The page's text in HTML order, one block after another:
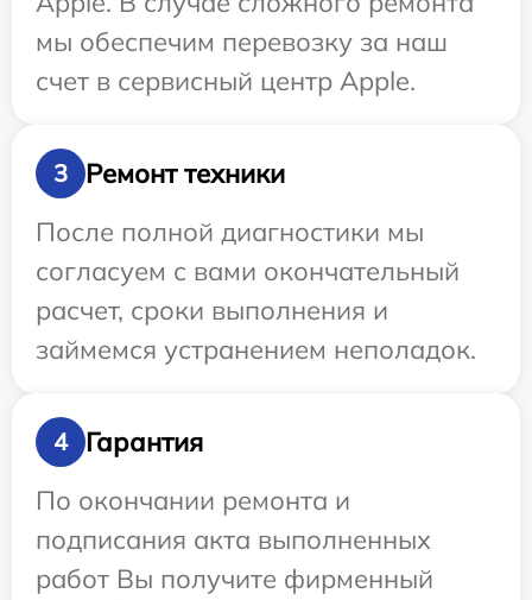
мы обеспечим перевозку за наш
счет в сервисный центр Apple.
3
Ремонт техники
После полной диагностики мы
согласуем с вами окончательный
расчет, сроки выполнения и
займемся устранением неполадок.
4
Гарантия
По окончании ремонта и
подписания акта выполненных
работ Вы получите фирменный